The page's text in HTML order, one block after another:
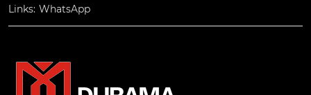
Links: WhatsApp